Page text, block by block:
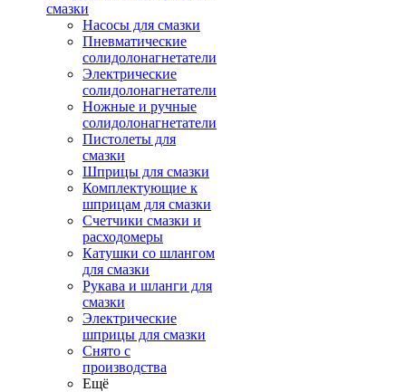
смазки
Насосы для смазки
Пневматические
солидолонагнетатели
Электрические
солидолонагнетатели
Ножные и ручные
солидолонагнетатели
Пистолеты для
смазки
Шприцы для смазки
Комплектующие к
шприцам для смазки
Счетчики смазки и
расходомеры
Катушки со шлангом
для смазки
Рукава и шланги для
смазки
Электрические
шприцы для смазки
Снято с
производства
Ещё